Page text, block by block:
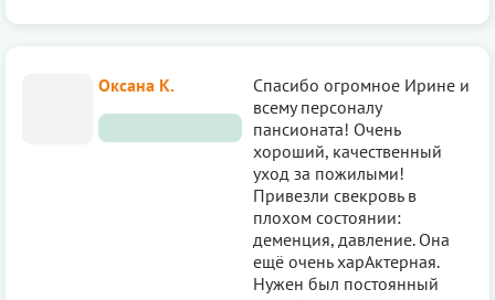
Оксана К.
Спасибо огромное Ирине и
всему персоналу
пансионата! Очень
хороший, качественный
уход за пожилыми!
Привезли свекровь в
плохом состоянии:
деменция, давление. Она
ещё очень харАктерная.
Нужен был постоянный